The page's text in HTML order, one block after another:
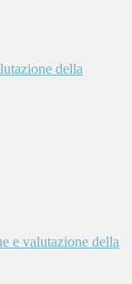
della
e valutazione della